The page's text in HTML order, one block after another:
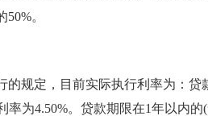
。
规定，目前实际执行利率为：贷
率为4.50%。贷款期限在1年以内